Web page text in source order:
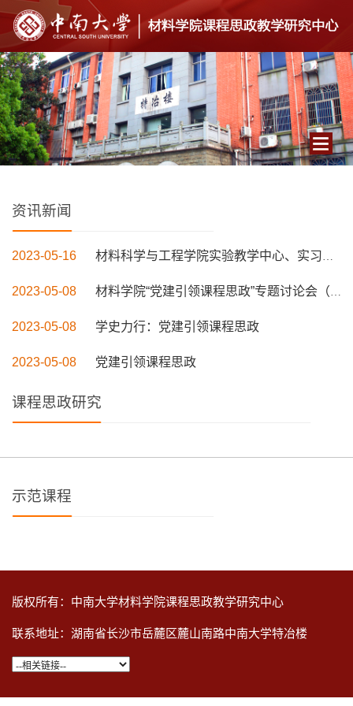
Toggle
资讯新闻
2023-05-16 材料科学与工程学院实验教学中心、实习教学团队 “实验实践类教学课程思政”专题研讨会
2023-05-08 材料学院“党建引领课程思政”专题讨论会（八） 暨课程思政研究项目答辩会圆满召开
2023-05-08 学史力行：党建引领课程思政
2023-05-08 党建引领课程思政
课程思政研究
示范课程
版权所有：中南大学材料学院课程思政教学研究中心
联系地址：湖南省长沙市岳麓区麓山南路中南大学特冶楼